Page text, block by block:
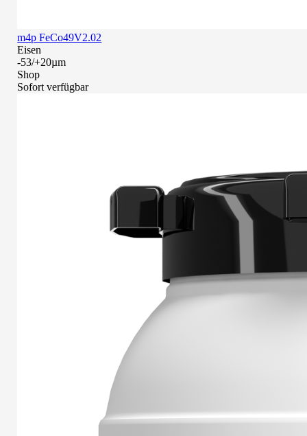
m4p FeCo49V2.02
Eisen
-53/+20µm
Shop
Sofort verfügbar